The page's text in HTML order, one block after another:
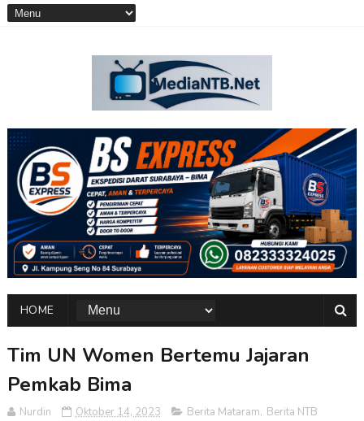
HOME
Tim UN Women Bertemu Jajaran
Pemkab Bima
Nurdin Oktober 14, 2023 Berita Mataram, Berita NTB